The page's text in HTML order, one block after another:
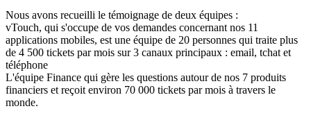
Nous avons recueilli le témoignage de deux équipes :
vTouch, qui s'occupe de vos demandes concernant nos 11
applications mobiles, est une équipe de 20 personnes qui traite plus
de 4 500 tickets par mois sur 3 canaux principaux : email, tchat et
téléphone
L'équipe Finance qui gère les questions autour de nos 7 produits
financiers et reçoit environ 70 000 tickets par mois à travers le
monde.